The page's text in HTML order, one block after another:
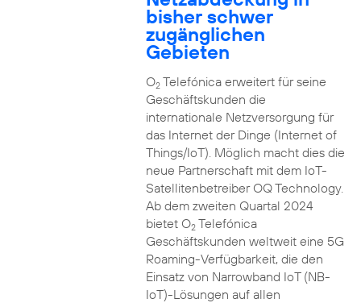
bisher schwer
zugänglichen
Gebieten
O2Telefónica erweitert für seine
Geschäftskunden die
internationale Netzversorgung für
das Internet der Dinge (Internet of
Things/IoT). Möglich macht dies die
neue Partnerschaft mit dem IoT-
Satellitenbetreiber OQ Technology.
Ab dem zweiten Quartal 2024
bietet O2Telefónica
Geschäftskunden weltweit eine 5G
Roaming-Verfügbarkeit, die den
Einsatz von Narrowband IoT (NB-
IoT)-Lösungen auf allen